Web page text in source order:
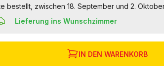
bestellt, zwischen 18. September und 2.
Lieferung ins Wunschzimmer
IN DEN WARENKORB